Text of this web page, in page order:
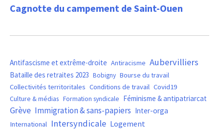
Cagnotte du campement de Saint-Ouen
Antifascisme et extrême-droite Antiracisme Aubervilliers
Bataille des retraites 2023 Bobigny Bourse du travail
Collectivités territoritales Conditions de travail Covid19
Culture & médias Formation syndicale Féminisme & antipatriarcat
Grève Immigration & sans-papiers Inter-orga
International Intersyndicale Logement